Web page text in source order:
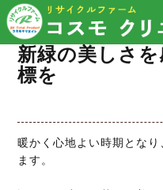
新緑の美しさ
標を
暖かく心地よい時期とな
ます。